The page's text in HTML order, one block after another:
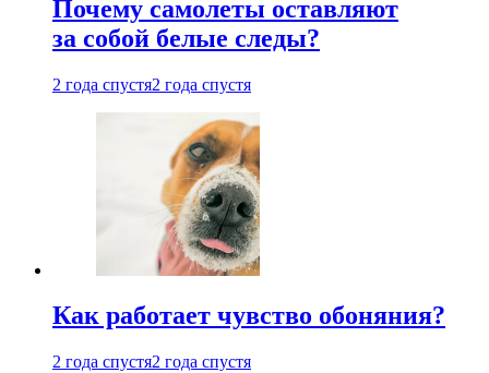
Почему самолеты оставляют
за собой белые следы?
2 года спустя2 года спустя
Как работает чувство обоняния?
2 года спустя2 года спустя